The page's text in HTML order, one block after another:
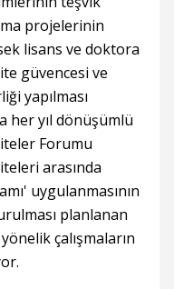
projelerinin
lisans ve doktora
güvencesi ve
yapılması
her yıl dönüşümlü
Forumu
arasında
uygulanmasının
planlanan
çalışmaların